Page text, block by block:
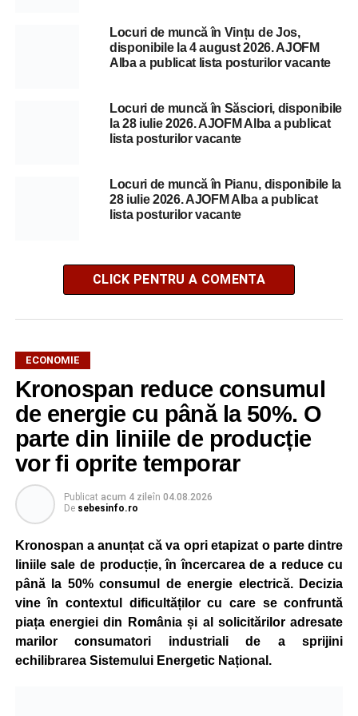
Locuri de muncă în Vințu de Jos,
disponibile la 4 august 2026. AJOFM
Alba a publicat lista posturilor vacante
Locuri de muncă în Săsciori, disponibile
la 28 iulie 2026. AJOFM Alba a publicat
lista posturilor vacante
Locuri de muncă în Pianu, disponibile la
28 iulie 2026. AJOFM Alba a publicat
lista posturilor vacante
CLICK PENTRU A COMENTA
ECONOMIE
Kronospan reduce consumul
de energie cu până la 50%. O
parte din liniile de producție
vor fi oprite temporar
Publicat acum 4 zileîn 04.08.2026
De sebesinfo.ro
Kronospan a anunțat că va opri etapizat o parte dintre
liniile sale de producție, în încercarea de a reduce cu
până la 50% consumul de energie electrică. Decizia
vine în contextul dificultăților cu care se confruntă
piața energiei din România și al solicitărilor adresate
marilor consumatori industriali de a sprijini
echilibrarea Sistemului Energetic Național.